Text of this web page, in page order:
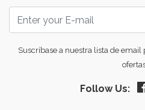
Suscríbase a nuestra lista de
Follow Us: